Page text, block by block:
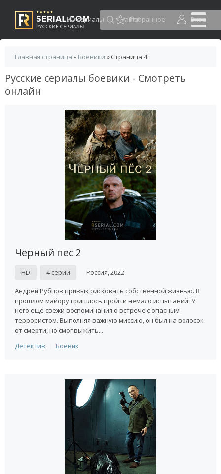
HD сериалы Избранное Вход
Главная страница » Боевики » Страница 4
Русские сериалы боевики - Смотреть
онлайн
Черный пес 2
HD 4 серии Россия, 2022
Андрей Рубцов привык рисковать собственной жизнью. В
прошлом майору пришлось пройти немало испытаний. У
него еще свежи воспоминания о встрече с опасным
террористом. Выполняя важную миссию, он был на волосок
от смерти, но смог выжить...
Детектив
Боевик